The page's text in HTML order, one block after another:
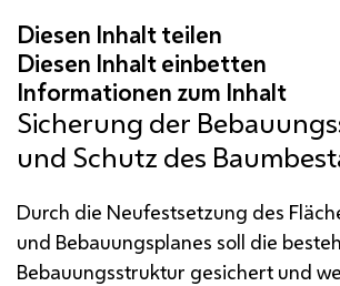
Sicherung der
und Schutz des
Durch die Neufestsetzung des
und Bebauungsplanes soll die
Bebauungsstruktur gesichert und